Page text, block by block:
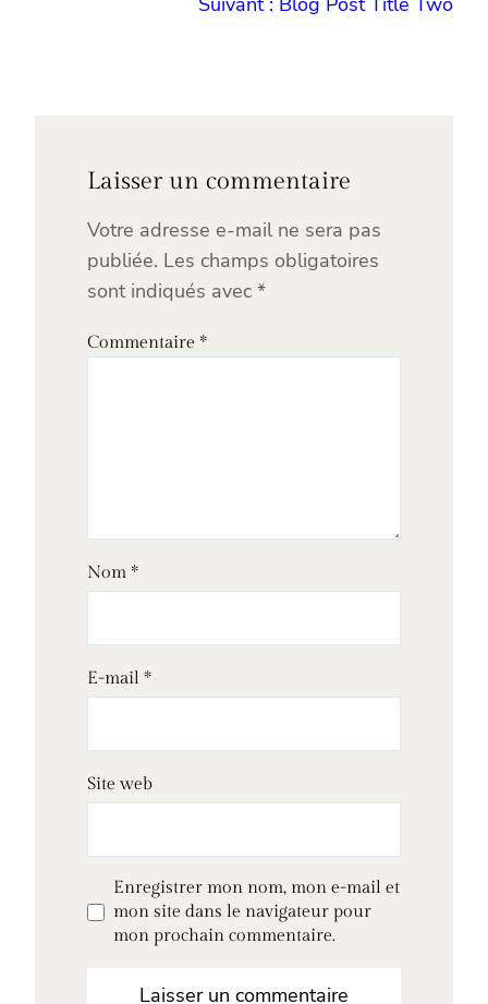
Laisser un commentaire
Votre adresse e-mail ne sera pas
publiée. Les champs obligatoires
sont indiqués avec *
Commentaire *
Nom *
E-mail *
Site web
Enregistrer mon nom, mon e-mail et
mon site dans le navigateur pour
mon prochain commentaire.